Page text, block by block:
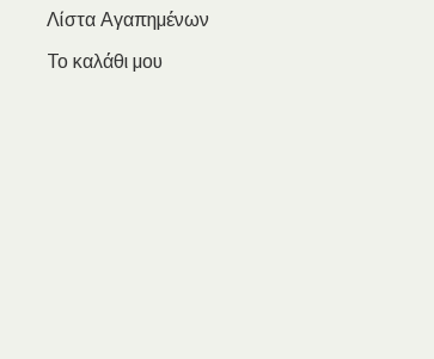
Λίστα Αγαπημένων
Το καλάθι μου